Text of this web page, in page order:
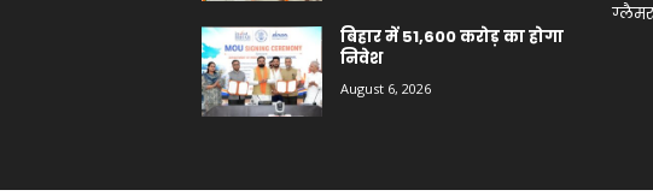
बिहार में 51,600 करोड़ का होगा
निवेश
August 6, 2026
ग्लैमर